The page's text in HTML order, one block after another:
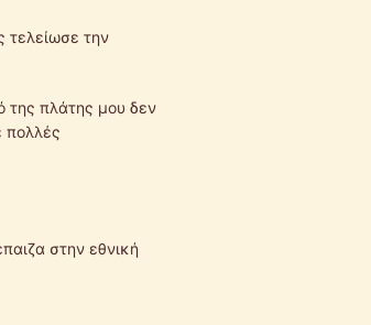
τελείωσε την
της πλάτης μου δεν
πολλές
στην εθνική